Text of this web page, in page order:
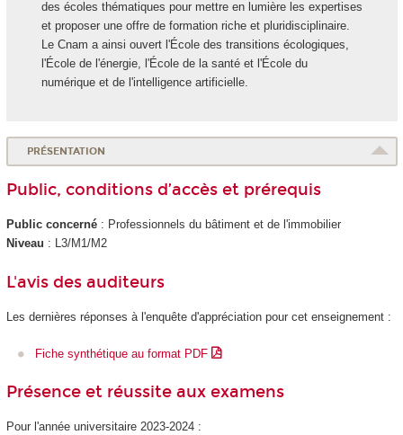
des écoles thématiques pour mettre en lumière les expertises
et proposer une offre de formation riche et pluridisciplinaire.
Le Cnam a ainsi ouvert l'École des transitions écologiques,
l'École de l'énergie, l'École de la santé et l'École du
numérique et de l'intelligence artificielle.
PRÉSENTATION
Public, conditions d’accès et prérequis
Public concerné : Professionnels du bâtiment et de l'immobilier
Niveau : L3/M1/M2
L'avis des auditeurs
Les dernières réponses à l'enquête d'appréciation pour cet enseignement :
Fiche synthétique au format PDF
Présence et réussite aux examens
Pour l'année universitaire 2023-2024 :